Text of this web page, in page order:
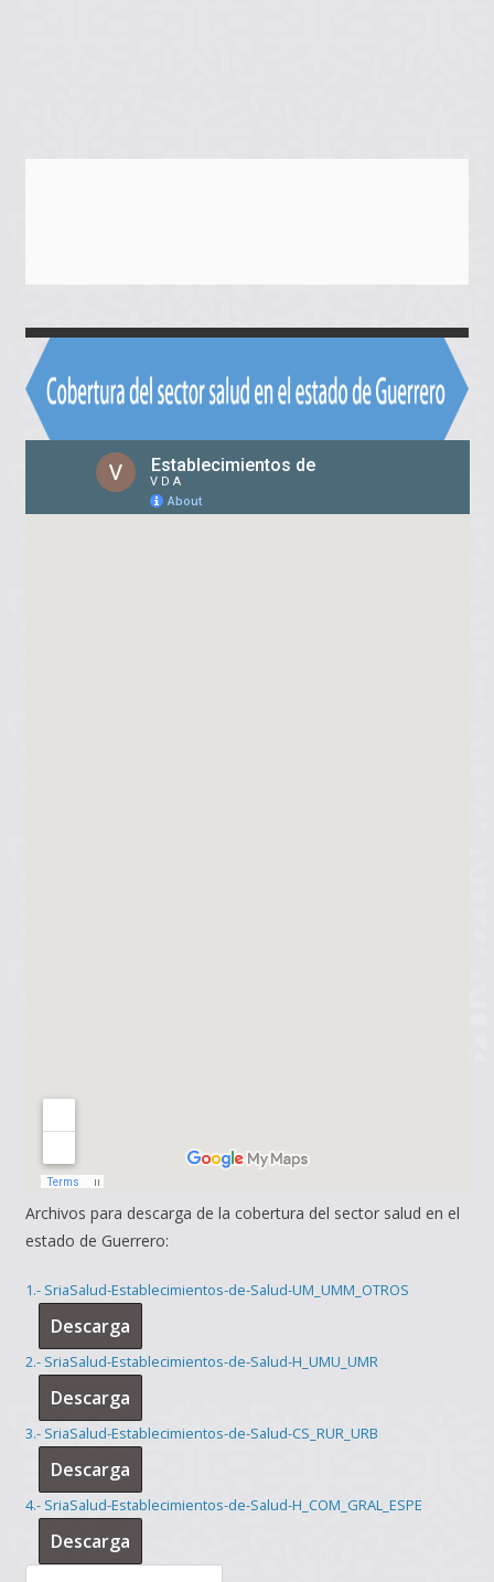
Archivos para descarga de la cobertura del sector salud en el
estado de Guerrero:
1.- SriaSalud-Establecimientos-de-Salud-UM_UMM_OTROS
Descarga
2.- SriaSalud-Establecimientos-de-Salud-H_UMU_UMR
Descarga
3.- SriaSalud-Establecimientos-de-Salud-CS_RUR_URB
Descarga
4.- SriaSalud-Establecimientos-de-Salud-H_COM_GRAL_ESPE
Descarga